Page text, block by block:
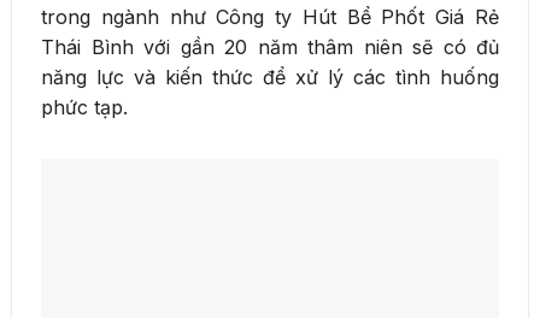
trong ngành như Công ty Hút Bể Phốt Giá Rẻ
Thái Bình với gần 20 năm thâm niên sẽ có đủ
năng lực và kiến thức để xử lý các tình huống
phức tạp.